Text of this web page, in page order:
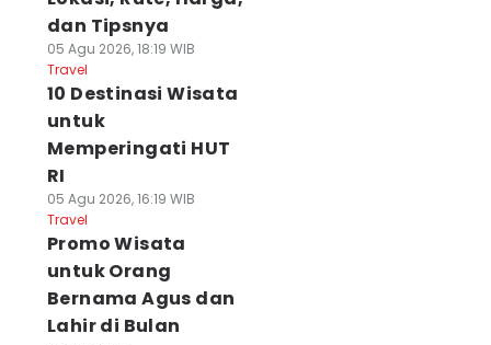
dan Tipsnya
05 Agu 2026, 18:19 WIB
Travel
10 Destinasi Wisata
untuk
Memperingati HUT
RI
05 Agu 2026, 16:19 WIB
Travel
Promo Wisata
untuk Orang
Bernama Agus dan
Lahir di Bulan